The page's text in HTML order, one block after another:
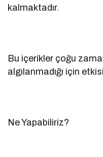
kalmaktadır.
Bu içerikler çoğu
algılanmadığı için
Ne Yapabiliriz?